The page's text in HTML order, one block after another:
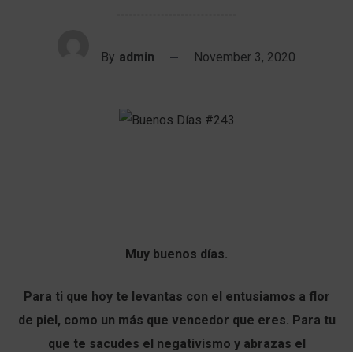
By admin November 3, 2020
Muy buenos días.
Para ti que hoy te levantas con el entusiamos a flor
de piel, como un más que vencedor que eres. Para tu
que te sacudes el negativismo y abrazas el